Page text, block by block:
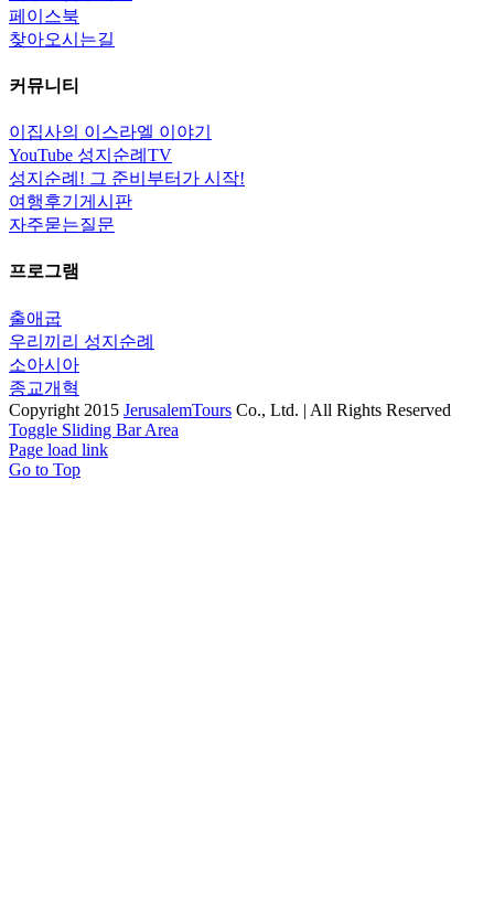
페이스북
찾아오시는길
커뮤니티
이집사의 이스라엘 이야기
YouTube 성지순례TV
성지순례! 그 준비부터가 시작!
여행후기게시판
자주묻는질문
프로그램
출애굽
우리끼리 성지순례
소아시아
종교개혁
Copyright 2015 JerusalemTours Co., Ltd. | All Rights Reserved
Toggle Sliding Bar Area
Page load link
Go to Top